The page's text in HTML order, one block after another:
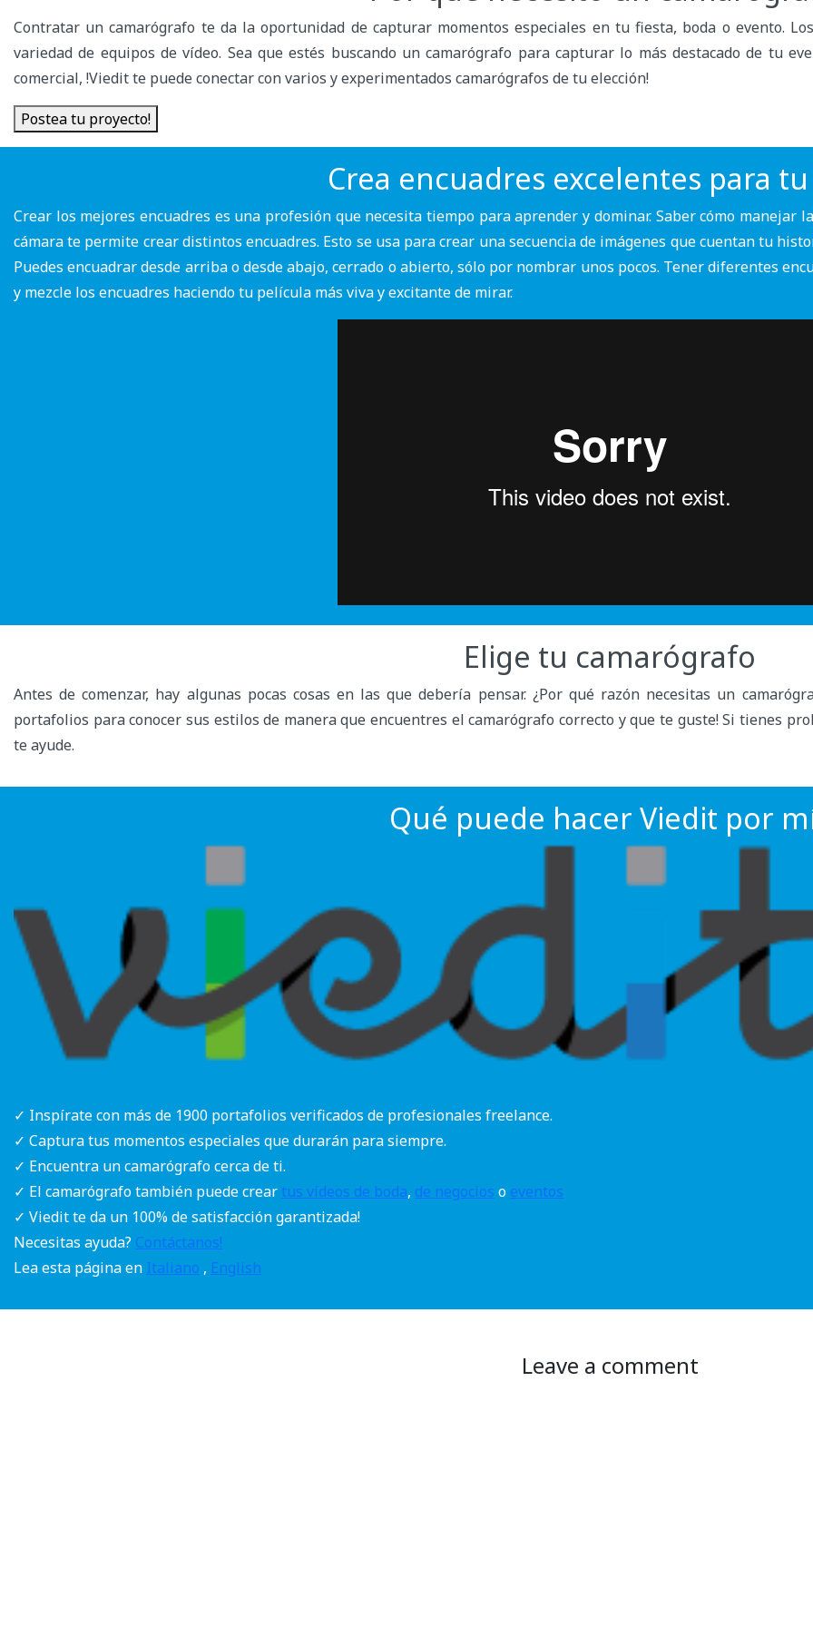
Contratar un camarógrafo te da la oportunidad de capturar momentos especiales en tu fiesta, boda o evento.
variedad de equipos de vídeo. Sea que estés buscando un camarógrafo para capturar lo más destacado de tu
comercial, !Viedit te puede conectar con varios y experimentados camarógrafos de tu elección!
Postea tu proyecto!
Crea encuadres excelentes para
Crear los mejores encuadres es una profesión que necesita tiempo para aprender y dominar. Saber cómo manejar
cámara te permite crear distintos encuadres. Esto se usa para crear una secuencia de imágenes que cuentan tu
Puedes encuadrar desde arriba o desde abajo, cerrado o abierto, sólo por nombrar unos pocos. Tener diferentes
y mezcle los encuadres haciendo tu película más viva y excitante de mirar.
Elige tu camarógrafo
Antes de comenzar, hay algunas pocas cosas en las que debería pensar. ¿Por qué razón necesitas un
portafolios para conocer sus estilos de manera que encuentres el camarógrafo correcto y que te guste! Si tienes
te ayude.
Qué puede hacer Viedit por
✓ Inspírate con más de 1900 portafolios verificados de profesionales freelance.
✓ Captura tus momentos especiales que durarán para siempre.
✓ Encuentra un camarógrafo cerca de ti.
✓ El camarógrafo también puede crear tus vídeos de boda, de negocios o eventos
✓ Viedit te da un 100% de satisfacción garantizada!
Necesitas ayuda? Contáctanos!
Lea esta página en Italiano , English
Leave a comment